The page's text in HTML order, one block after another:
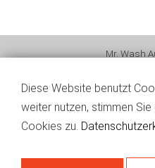
Mr. Wash
Diese Website benutzt
weiter nutzen, stimmen
Cookies zu.